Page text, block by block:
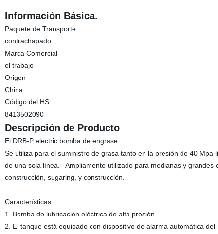
Información Básica.
Paquete de Transporte
contrachapado
Marca Comercial
el trabajo
Origen
China
Código del HS
8413502090
Descripción de Producto
El DRB-P electric bomba de engrase
Se utiliza para el suministro de grasa tanto en la presión de 40
de una sola línea. Ampliamente utilizado para medianas y
construcción, sugaring, y construcción.
Características
1. Bomba de lubricación eléctrica de alta presión.
2. El tanque está equipado con dispositivo de alarma automática del